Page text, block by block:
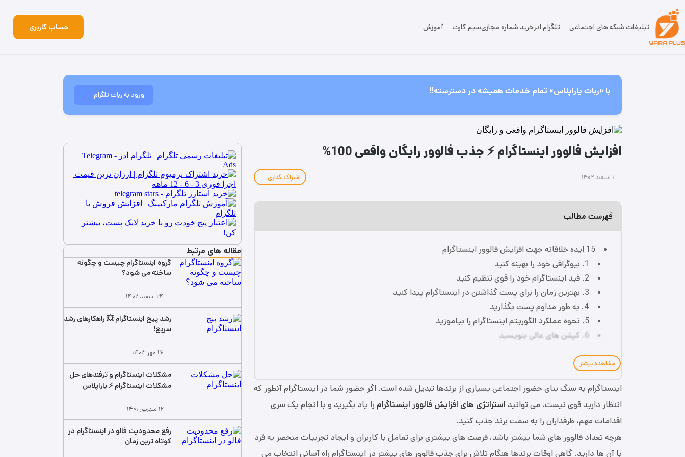
تبلیغات شبکه های اجتماعی تلگرام ادزخرید شماره مجازیسیم کارت آموزش حساب کاربری
با «ربات یاراپلاس» تمام خدمات همیشه در دسترسته!! ورود به ربات تلگرام
افزایش فالوور اینستاگرام ⚡ جذب فالوور رایگان واقعی 100%
۱ اسفند ۱۴۰۲ اشتراک گذاری
فهرست مطالب
15 ایده خلاقانه جهت افزایش فالوور اینستاگرام
1. بیوگرافی خود را بهینه کنید
2. فید اینستاگرام خود را قوی تنظیم کنید
3. بهترین زمان را برای پست گذاشتن در اینستاگرام پیدا کنید
4. به طور مداوم پست بگذارید
5. نحوه عملکرد الگوریتم اینستاگرام را بیاموزید
6. کپشن های عالی بنویسید
مشاهده بیشتر
اینستاگرام به سنگ بنای حضور اجتماعی بسیاری از برندها تبدیل شده است. اگر حضور شما در اینستاگرام آنطور که
انتظار دارید قوی نیست، می توانید استراتژی های افزایش فالوور اینستاگرام را یاد بگیرید و با انجام یک سری
اقدامات مهم، طرفداران را به سمت برند جذب کنید.
هرچه تعداد فالوور های شما بیشتر باشد، فرصت های بیشتری برای تعامل با کاربران و ایجاد تجربیات منحصر به فرد
با آن ها دارید. گاهی اوقات برندها هنگام تلاش برای جذب فالوور های بیشتر در اینستاگرام راه آسانی انتخاب می
مقاله های مرتبط
گروه اینستاگرام چیست و چگونه
ساخته می شود؟
۲۴ اسفند ۱۴۰۲
رشد پیج اینستاگرام 💥 راهکارهای رشد
سریع!
۲۶ مهر ۱۴۰۳
مشکلات اینستاگرام و ترفندهای حل
مشکلات اینستاگرام ⚡️ یاراپلاس
۱۲ شهریور ۱۴۰۱
رفع محدودیت فالو در اینستاگرام در
کوتاه ترین زمان